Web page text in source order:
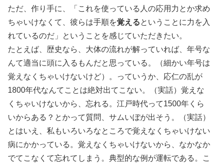
ただ、作り手に、「これを使っている人の応用力とか求め
ちゃいけなくて、彼らは手順を覚えるということに力を入
れているのだ」ということを感じていただきたい。
たとえば、歴史なら、大体の流れが解っていれば、年号な
んて適当に頭に入るもんだと思っている。（細かい年号は
覚えなくちゃいけないけど）。っていうか、応仁の乱が
1800年代なんてことは絶対出てこない。（実話）覚えな
くちゃいけないから、忘れる。江戸時代って1500年くら
いからある？とかって質問、サムいぼが出そう。（実話）
とはいえ、私もいろいろなところで覚えなくちゃいけない
病にかかっている。覚えなくちゃいけないから、なかなか
でてこなくて忘れてしまう。典型的な例が運転である。こ